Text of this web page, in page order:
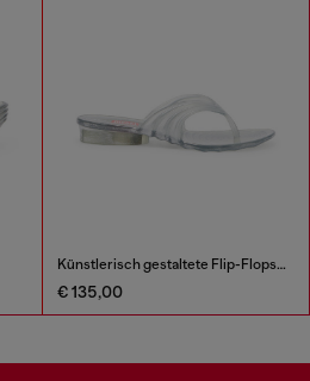
Künstlerisch gestaltete Flip-Flops aus Melflex®
€ 135,00